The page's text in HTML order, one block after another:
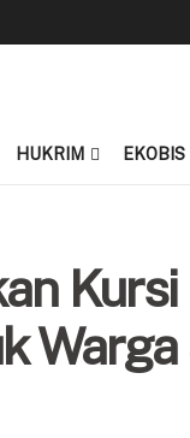
HUKRIM EKOBIS
Kursi